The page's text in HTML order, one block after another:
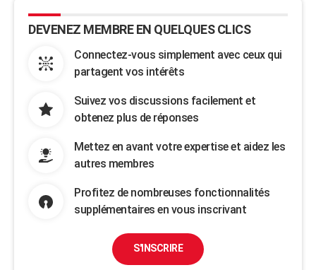
DEVENEZ MEMBRE EN QUELQUES CLICS
Connectez-vous simplement avec ceux qui
partagent vos intérêts
Suivez vos discussions facilement et
obtenez plus de réponses
Mettez en avant votre expertise et aidez les
autres membres
Profitez de nombreuses fonctionnalités
supplémentaires en vous inscrivant
S'INSCRIRE